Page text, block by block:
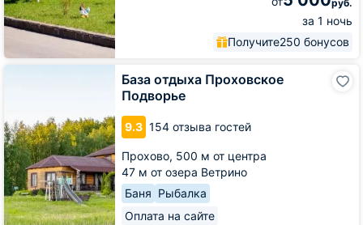
руб.
за 1 ночь
Получите250 бонусов
База отдыха Проховское
Подворье
9.3 154 отзыва гостей
Прохово, 500 м от центра
47 м от озера Ветрино
Баня Рыбалка
Оплата на сайте